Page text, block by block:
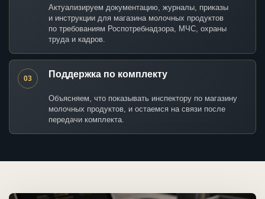
Актуализируем документацию, журналы, приказы
и инструкции для магазина молочных продуктов
по требованиям Роспотребнадзора, МЧС, охраны
труда и кадров.
03 Поддержка по комплекту
Объясняем, что показывать инспектору по магазину
молочных продуктов, и остаемся на связи после
передачи комплекта.